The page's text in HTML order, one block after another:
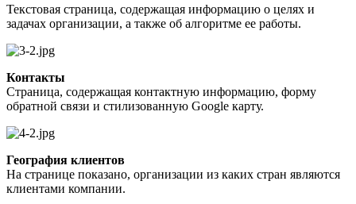
Текстовая страница, содержащая информацию о целях и
задачах организации, а также об алгоритме ее работы.
Контакты
Страница, содержащая контактную информацию, форму
обратной связи и стилизованную Google карту.
География клиентов
На странице показано, организации из каких стран являются
клиентами компании.